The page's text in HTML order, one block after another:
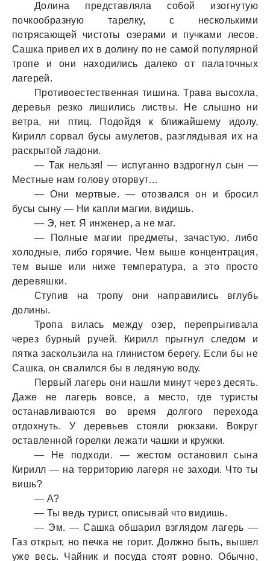
Долина представляла собой изогнутую
почкообразную тарелку, с несколькими
потрясающей чистоты озерами и пучками лесов.
Сашка привел их в долину по не самой популярной
тропе и они находились далеко от палаточных
лагерей.
Противоестественная тишина. Трава высохла,
деревья резко лишились листвы. Не слышно ни
ветра, ни птиц. Подойдя к ближайшему идолу,
Кирилл сорвал бусы амулетов, разглядывая их на
раскрытой ладони.
— Так нельзя! — испуганно вздрогнул сын —
Местные нам голову оторвут…
— Они мертвые. — отозвался он и бросил
бусы сыну — Ни капли магии, видишь.
— Э, нет. Я инженер, а не маг.
— Полные магии предметы, зачастую, либо
холодные, либо горячие. Чем выше концентрация,
тем выше или ниже температура, а это просто
деревяшки.
Ступив на тропу они направились вглубь
долины.
Тропа вилась между озер, перепрыгивала
через бурный ручей. Кирилл прыгнул следом и
пятка заскользила на глинистом берегу. Если бы не
Сашка, он свалился бы в ледяную воду.
Первый лагерь они нашли минут через десять.
Даже не лагерь вовсе, а место, где туристы
останавливаются во время долгого перехода
отдохнуть. У деревьев стояли рюкзаки. Вокруг
оставленной горелки лежати чашки и кружки.
— Не подходи. — жестом остановил сына
Кирилл — на территорию лагеря не заходи. Что ты
вишь?
— А?
— Ты ведь турист, описывай что видишь.
— Эм. — Сашка обшарил взглядом лагерь —
Газ открыт, но печка не горит. Должно быть, вышел
уже весь. Чайник и посуда стоят ровно. Обычно,